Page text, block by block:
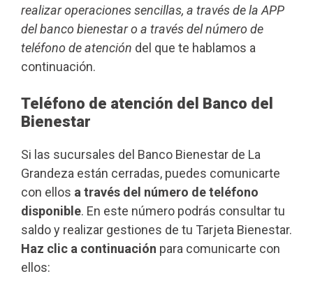
realizar operaciones sencillas, a través de la APP
del banco bienestar o a través del número de
teléfono de atención del que te hablamos a
continuación.
Teléfono de atención del Banco del
Bienestar
Si las sucursales del Banco Bienestar de La
Grandeza están cerradas, puedes comunicarte
con ellos a través del número de teléfono
disponible. En este número podrás consultar tu
saldo y realizar gestiones de tu Tarjeta Bienestar.
Haz clic a continuación para comunicarte con
ellos: